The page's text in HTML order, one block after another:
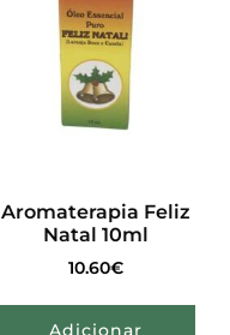
Aromaterapia Feliz
Natal 10ml
10.60€
Adicionar